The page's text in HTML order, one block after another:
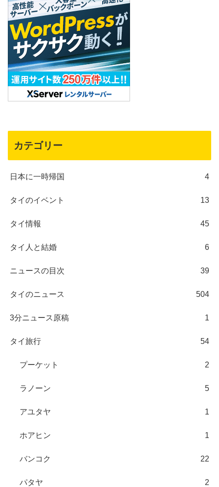
カテゴリー
日本に一時帰国 4
タイのイベント 13
タイ情報 45
タイ人と結婚 6
ニュースの目次 39
タイのニュース 504
3分ニュース原稿 1
タイ旅行 54
プーケット 2
ラノーン 5
アユタヤ 1
ホアヒン 1
バンコク 22
パタヤ 2